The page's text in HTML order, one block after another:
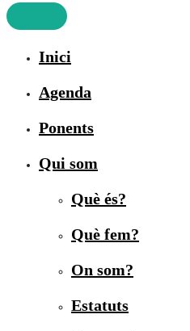
Inici
Agenda
Ponents
Qui som
Què és?
Què fem?
On som?
Estatuts